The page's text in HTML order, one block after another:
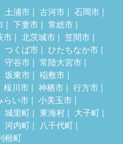
土浦市 古河市
石岡市
下妻市
常総市
市 北茨城市
笠間市
つくば市
ひたちなか市
守谷市
常陸大宮市
坂東市
稲敷市
桜川市 神栖市
行方市
らい市
小美玉市
城里町 東海村
大子町
河内町
八千代町
根町